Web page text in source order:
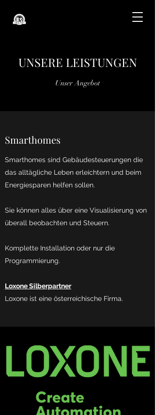
UNSERE LEISTUNGEN
Unser Angebot
Smarthomes
Smarthomes sind Gebäudesteuerungen die
das alltägliche Leben erleichtern und beim
Energiesparen helfen sollen.
Sie können alles über eine Visualisierung von
überall beobachten und Steuern.
Komplette Installation oder nur die
Programmierung.
Loxone Silberpartner
Loxone ist eine österreichische Firma.